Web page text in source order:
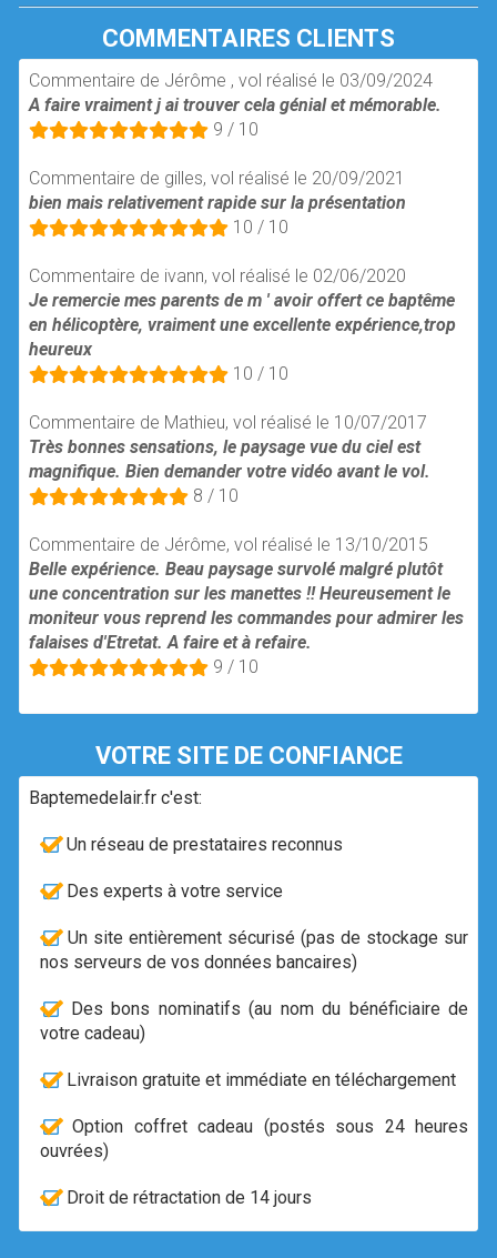
COMMENTAIRES CLIENTS
Commentaire de Jérôme , vol réalisé le 03/09/2024
A faire vraiment j ai trouver cela génial et mémorable.
9 / 10
Commentaire de gilles, vol réalisé le 20/09/2021
bien mais relativement rapide sur la présentation
10 / 10
Commentaire de ivann, vol réalisé le 02/06/2020
Je remercie mes parents de m ' avoir offert ce baptême
en hélicoptère, vraiment une excellente expérience,trop
heureux
10 / 10
Commentaire de Mathieu, vol réalisé le 10/07/2017
Très bonnes sensations, le paysage vue du ciel est
magnifique. Bien demander votre vidéo avant le vol.
8 / 10
Commentaire de Jérôme, vol réalisé le 13/10/2015
Belle expérience. Beau paysage survolé malgré plutôt
une concentration sur les manettes !! Heureusement le
moniteur vous reprend les commandes pour admirer les
falaises d'Etretat. A faire et à refaire.
9 / 10
VOTRE SITE DE CONFIANCE
Baptemedelair.fr c'est:
Un réseau de prestataires reconnus
Des experts à votre service
Un site entièrement sécurisé (pas de stockage sur
nos serveurs de vos données bancaires)
Des bons nominatifs (au nom du bénéficiaire de
votre cadeau)
Livraison gratuite et immédiate en téléchargement
Option coffret cadeau (postés sous 24 heures
ouvrées)
Droit de rétractation de 14 jours